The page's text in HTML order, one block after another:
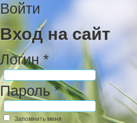
Войти
Вход на сайт
Логин *
Пароль *
Запомнить меня